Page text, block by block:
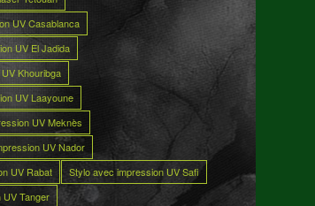
UV Casablanca
UV El Jadida
Khouribga
UV Laayoune
UV Meknès
UV Nador
UV Rabat
Stylo avec impression UV Safi
Tanger